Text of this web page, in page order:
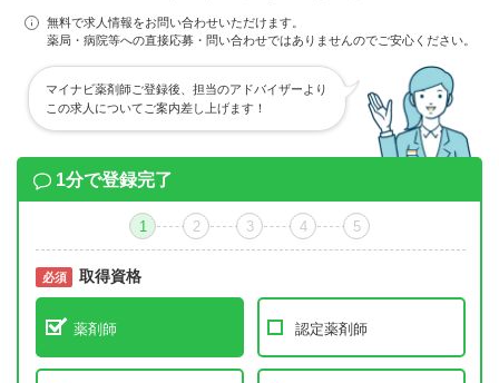
無料で求人情報をお問い合わせいただけます。
薬局・病院等への直接応募・問い合わせではありませんのでご安心ください。
マイナビ薬剤師ご登録後、担当のアドバイザーより
この求人についてご案内差し上げます！
1分で登録完了
1 2 3 4 5
必須 取得資格
薬剤師 認定薬剤師